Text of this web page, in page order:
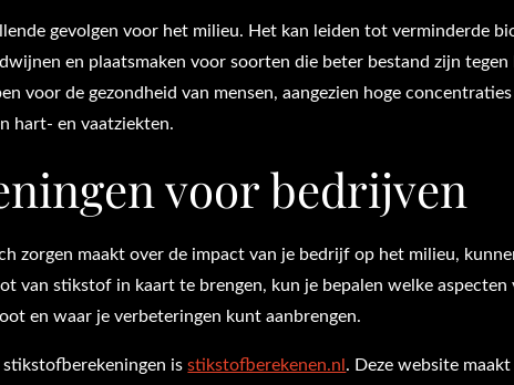
gevolgen voor het milieu. Het kan leiden tot verminderde
en plaatsmaken voor soorten die beter bestand zijn
voor de gezondheid van mensen, aangezien hoge
hart- en vaatziekten.
voor bedrijven
zorgen maakt over de impact van je bedrijf op het milieu,
van stikstof in kaart te brengen, kun je bepalen welke aspecten
en waar je verbeteringen kunt aanbrengen.
stikstofberekeningen isstikstofberekenen.nl . Deze website